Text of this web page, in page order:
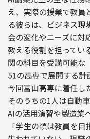
え、実際の授業で教員
る彼らは、ビジネス現
会の変化やニーズに対
教える役割を担ってい
関の科目を受講可能な
51の高専で展開する計
今回富山高専に着任し
そのうちの1人は自動
AIの活用演習や製造業
「学生の頃は教員を